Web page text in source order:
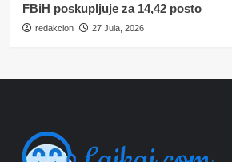
FBiH poskupljuje za 14,42 posto
redakcion 27 Jula, 2026